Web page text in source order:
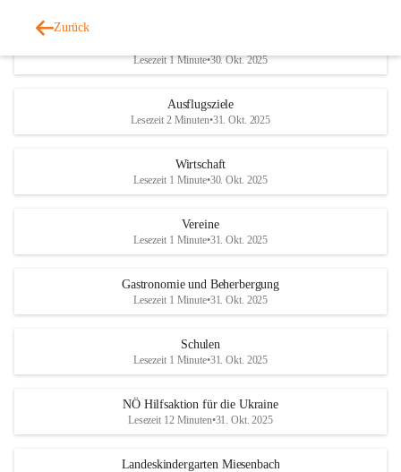
Zurück
Lesezeit 1 Minute•30. Okt. 2025
Ausflugsziele
Lesezeit 2 Minuten•31. Okt. 2025
Wirtschaft
Lesezeit 1 Minute•30. Okt. 2025
Vereine
Lesezeit 1 Minute•31. Okt. 2025
Gastronomie und Beherbergung
Lesezeit 1 Minute•31. Okt. 2025
Schulen
Lesezeit 1 Minute•31. Okt. 2025
NÖ Hilfsaktion für die Ukraine
Lesezeit 12 Minuten•31. Okt. 2025
Landeskindergarten Miesenbach